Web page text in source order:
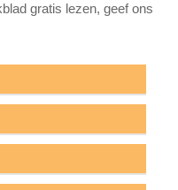
gratis lezen, geef ons